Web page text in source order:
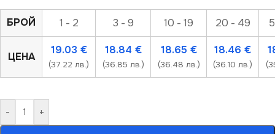
БРОЙ 1 - 2 3 - 9 10 - 19 20 - 49
ЦЕНА
19.03 €
(37.22 лв.)
18.84 €
(36.85 лв.)
18.65 €
(36.48 лв.)
18.46 €
(36.10 лв.)
- +